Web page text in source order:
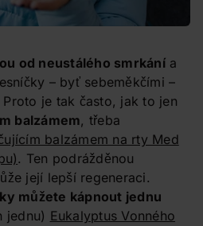
od neustálého smrkánía
– byť sebeměkčími –
Proto je tak často, jak to jen
balzámem, třeba
balzámem na rty Med
. Ten podrážděnou
její lepší regeneraci.
můžete kápnout jednu
jednu) Eukalyptus Vonného